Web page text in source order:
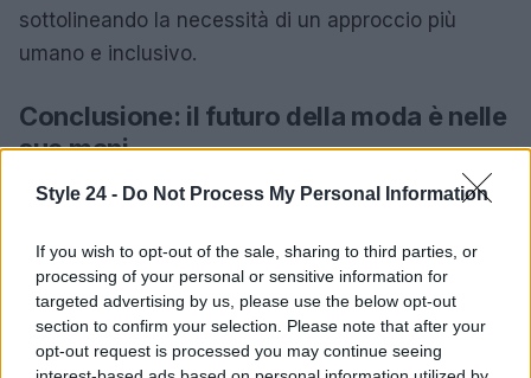
Style 24 - Do Not Process My Personal Information
If you wish to opt-out of the sale, sharing to third parties, or
processing of your personal or sensitive information for
targeted advertising by us, please use the below opt-out
section to confirm your selection. Please note that after your
opt-out request is processed you may continue seeing
sottolineando la necessità di un approccio più
umano e inclusivo.
Conclusione: il futuro della moda è nelle
sue mani
Olivier Rousteing ha dimostrato che l’età è solo un
passione e dalla voglia di rompere le barriere. Con
le sue collezioni memorabili, come quella primavera
estate 2019 che fonde Parigi e l’Egitto, Rousteing
continua a ispirare e a sorprendere. La sua visione